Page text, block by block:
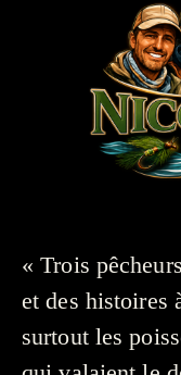
« Trois
et des histoires
surtout les